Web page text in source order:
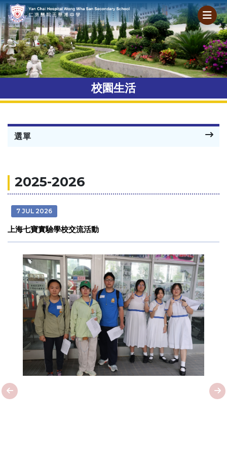
校園生活
選單
2025-2026
7 JUL 2026
上海七寶實驗學校交流活動